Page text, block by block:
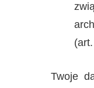
Twoje